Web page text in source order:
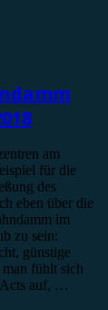
am
für die
des
eben über die
im
zu sein:
günstige
fühlt sich
Acts auf, …